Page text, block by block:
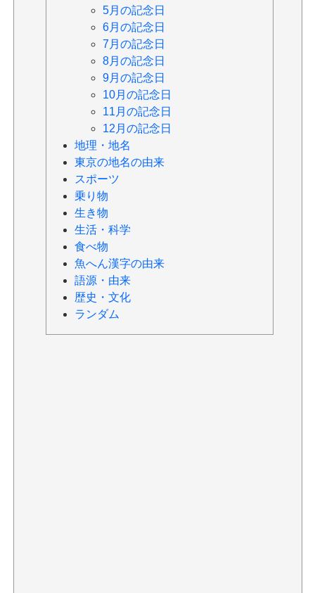
5月の記念日
6月の記念日
7月の記念日
8月の記念日
9月の記念日
10月の記念日
11月の記念日
12月の記念日
地理・地名
東京の地名の由来
スポーツ
乗り物
生き物
生活・科学
食べ物
魚へん漢字の由来
語源・由来
歴史・文化
ランダム